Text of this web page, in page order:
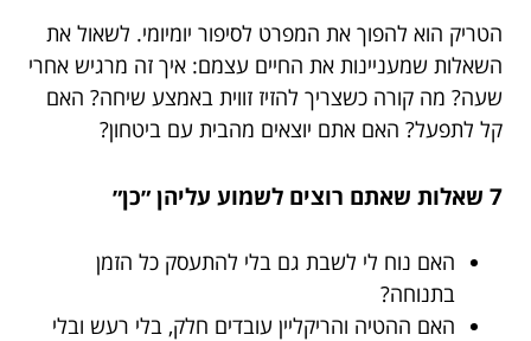
הטריק הוא להפוך את המפרט לסיפור יומיומי. לשאול את
השאלות שמעניינות את החיים עצמם: איך זה מרגיש אחרי
שעה? מה קורה כשצריך להזיז זווית באמצע שיחה? האם
קל לתפעל? האם אתם יוצאים מהבית עם ביטחון?
7 שאלות שאתם רוצים לשמוע עליהן ״כן״
האם נוח לי לשבת גם בלי להתעסק כל הזמן
בתנוחה?
האם ההטיה והריקליין עובדים חלק, בלי רעש ובלי